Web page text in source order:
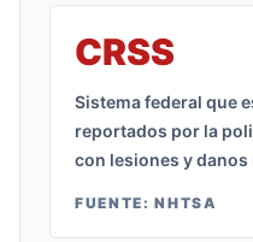
CRSS
Sistema federal que
reportados por la
con lesiones y danos
FUENTE:NHTSA